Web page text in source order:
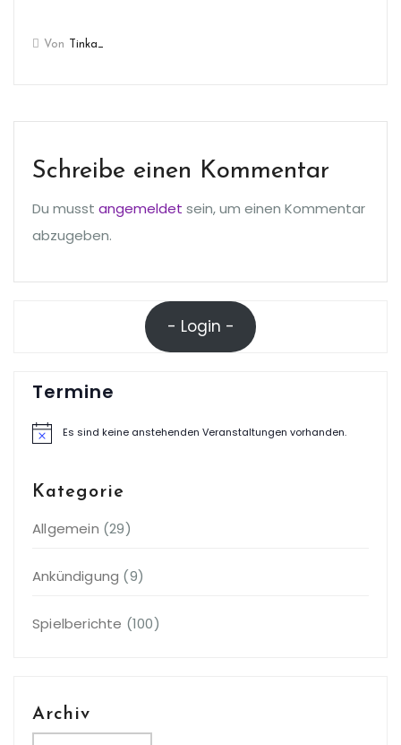
Von Tinka_
Schreibe einen Kommentar
Du musst angemeldet sein, um einen Kommentar
abzugeben.
- Login -
Termine
HinweisEs sind keine anstehenden Veranstaltungen vorhanden.
Kategorie
Allgemein (29)
Ankündigung (9)
Spielberichte (100)
Archiv